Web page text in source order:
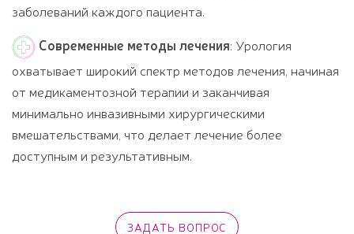
заболеваний каждого пациента.
Современные методы лечения: Урология
охватывает широкий спектр методов лечения, начиная
от медикаментозной терапии и заканчивая
минимально инвазивными хирургическими
вмешательствами, что делает лечение более
доступным и результативным.